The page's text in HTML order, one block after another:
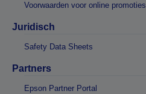
Voorwaarden voor online promoties
Juridisch
Safety Data Sheets
Partners
Epson Partner Portal